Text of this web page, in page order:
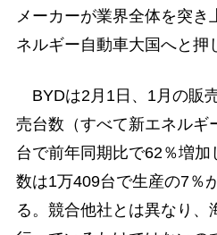
メーカーが業界全体を突き
ネルギー自動車大国へと押
BYDは2月1日、1月の販
売台数（すべて新エネルギ
台で前年同期比で62％増加
数は1万409台で生産の7％
る。競合他社とは異なり、